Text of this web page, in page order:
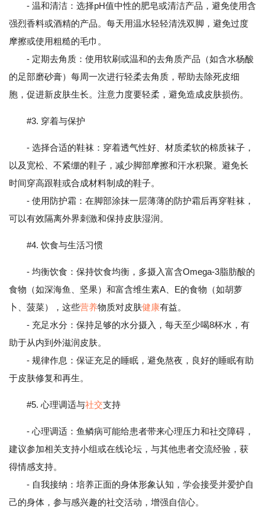
- 温和清洁：选择pH值中性的肥皂或清洁产品，避免使用含
强烈香料或酒精的产品。每天用温水轻轻清洗双脚，避免过度
摩擦或使用粗糙的毛巾。
- 定期去角质：使用软刷或温和的去角质产品（如含水杨酸
的足部磨砂膏）每周一次进行轻柔去角质，帮助去除死皮细
胞，促进新皮肤生长。注意力度要轻柔，避免造成皮肤损伤。
#3. 穿着与保护
- 选择合适的鞋袜：穿着透气性好、材质柔软的棉质袜子，
以及宽松、不紧绷的鞋子，减少脚部摩擦和汗水积聚。避免长
时间穿高跟鞋或合成材料制成的鞋子。
- 使用防护霜：在脚部涂抹一层薄薄的防护霜后再穿鞋袜，
可以有效隔离外界刺激和保持皮肤湿润。
#4. 饮食与生活习惯
- 均衡饮食：保持饮食均衡，多摄入富含Omega-3脂肪酸的
食物（如深海鱼、坚果）和富含维生素A、E的食物（如胡萝
卜、菠菜），这些营养物质对皮肤健康有益。
- 充足水分：保持足够的水分摄入，每天至少喝8杯水，有
助于从内到外滋润皮肤。
- 规律作息：保证充足的睡眠，避免熬夜，良好的睡眠有助
于皮肤修复和再生。
#5. 心理调适与社交支持
- 心理调适：鱼鳞病可能给患者带来心理压力和社交障碍，
建议参加相关支持小组或在线论坛，与其他患者交流经验，获
得情感支持。
- 自我接纳：培养正面的身体形象认知，学会接受并爱护自
己的身体，参与感兴趣的社交活动，增强自信心。